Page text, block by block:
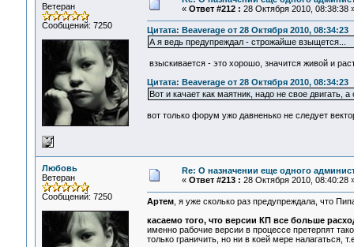
Ветеран
Сообщений: 7250
« Ответ #212 : 28 Октября 2010, 08:38:38
Цитата: Beaverage от 28 Октября 2010, 08:34:23
А я ведь предупреждал - строжайше взыщется...
взыскивается - это хорошо, значится живой и
Цитата: Beaverage от 28 Октября 2010, 08:34:23
Вот и качает как маятник, надо не свое двигать,
вот только форум ужо давненько не следует
Любовь
Ветеран
Сообщений: 7250
Re: О назначении еще одного
« Ответ #213 : 28 Октября 2010, 08:40:28
Артем, я уже сколько раз предупреждала, что
касаемо того, что версии КП все больше
именно рабочие версии в процессе претерпят
только граничить, но ни в коей мере налагаться,